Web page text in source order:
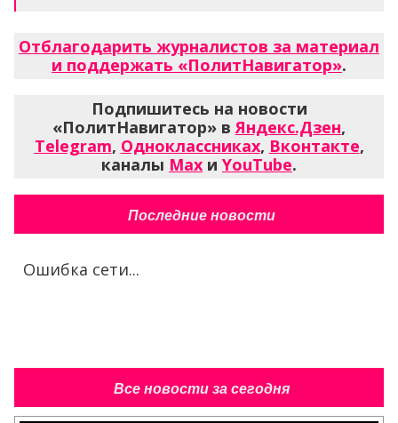
Отблагодарить журналистов за материал
и поддержать «ПолитНавигатор».
Подпишитесь на новости
«ПолитНавигатор» вЯндекс.Дзен,
Telegram, Одноклассниках, Вконтакте,
каналы Max и YouTube.
Последние новости
Ошибка сети...
Все новости за сегодня